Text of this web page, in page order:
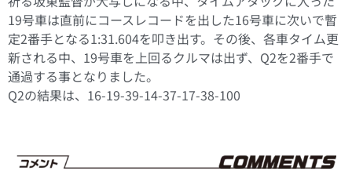
19号車は直前にコースレコードを出した16号車に次いで暫
定2番手となる1:31.604を叩き出す。その後、各車タイム更
新される中、19号車を上回るクルマは出ず、Q2を2番手で
通過する事となりました。
Q2の結果は、16-19-39-14-37-17-38-100